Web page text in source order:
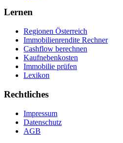
Lernen
Regionen Österreich
Immobilienrendite Rechner
Cashflow berechnen
Kaufnebenkosten
Immobilie prüfen
Lexikon
Rechtliches
Impressum
Datenschutz
AGB